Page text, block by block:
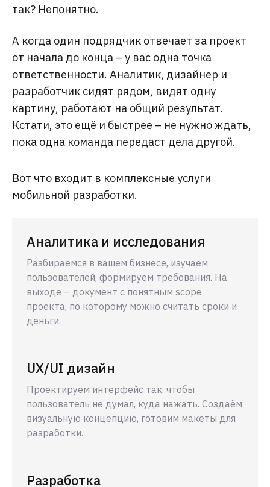
так? Непонятно.
А когда один подрядчик отвечает за проект
от начала до конца – у вас одна точка
ответственности. Аналитик, дизайнер и
разработчик сидят рядом, видят одну
картину, работают на общий результат.
Кстати, это ещё и быстрее – не нужно ждать,
пока одна команда передаст дела другой.
Вот что входит в комплексные услуги
мобильной разработки.
Аналитика и исследования
Разбираемся в вашем бизнесе, изучаем
пользователей, формируем требования. На
выходе – документ с понятным scope
проекта, по которому можно считать сроки и
деньги.
UX/UI дизайн
Проектируем интерфейс так, чтобы
пользователь не думал, куда нажать. Создаём
визуальную концепцию, готовим макеты для
разработки.
Разработка